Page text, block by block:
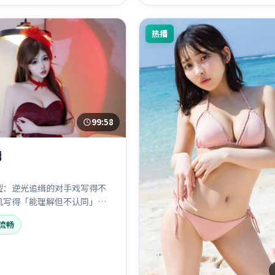
99:58
逆光追缉的对手戏写得不
得「能理解但不认同」；
来自价值观碰撞。
畅
热播